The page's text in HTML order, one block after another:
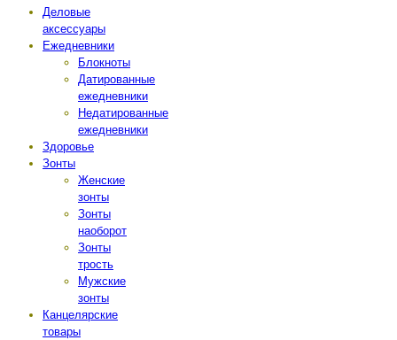
Деловые
аксессуары
Ежедневники
Блокноты
Датированные
ежедневники
Недатированные
ежедневники
Здоровье
Зонты
Женские
зонты
Зонты
наоборот
Зонты
трость
Мужские
зонты
Канцелярские
товары